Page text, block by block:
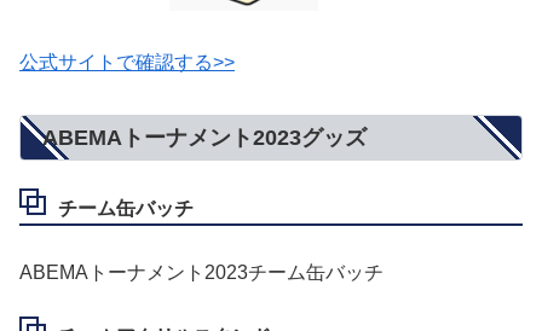
公式サイトで確認する>>
ABEMAトーナメント2023グッズ
チーム缶バッチ
ABEMAトーナメント2023チーム缶バッチ